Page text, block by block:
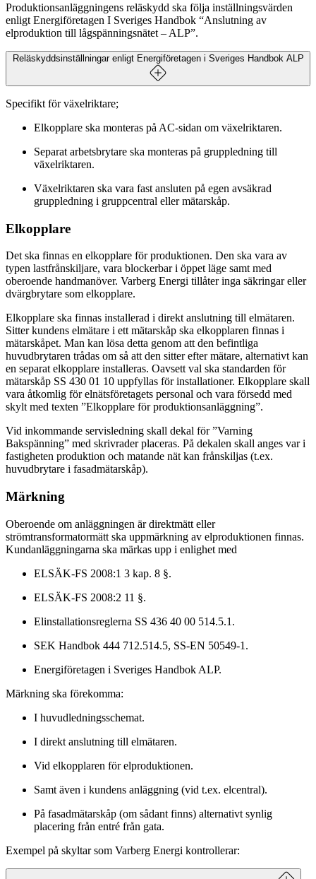
Produktionsanläggningens reläskydd ska följa inställningsvärden
enligt Energiföretagen I Sveriges Handbok “Anslutning av
elproduktion till lågspänningsnätet – ALP”.
Reläskyddsinställningar enligt Energiföretagen i Sveriges Handbok ALP
Reläskyddsinställningar enligt Energiföretagen i Sveriges
Parameter Funktionstid [S] Funktionsnivå
Överspänning (steg 2) 60 230 V + 10 %
Överspänning (steg 1)
Underspänning 0,2 230 V - 15 %
Underfrekvens 0,5 <47,5 Hz
Oönskad ö-drift 0,5 2,5 Hz/s
Specifikt för växelriktare;
Elkopplare ska monteras på AC-sidan om växelriktaren.
Separat arbetsbrytare ska monteras på gruppledning till
växelriktaren.
Växelriktaren ska vara fast ansluten på egen avsäkrad
gruppledning i gruppcentral eller mätarskåp.
Elkopplare
Det ska finnas en elkopplare för produktionen. Den ska vara av
typen lastfrånskiljare, vara blockerbar i öppet läge samt med
oberoende handmanöver. Varberg Energi tillåter inga säkringar eller
dvärgbrytare som elkopplare.
Elkopplare ska finnas installerad i direkt anslutning till elmätaren.
Sitter kundens elmätare i ett mätarskåp ska elkopplaren finnas i
mätarskåpet. Man kan lösa detta genom att den befintliga
huvudbrytaren trådas om så att den sitter efter mätare, alternativt kan
en separat elkopplare installeras. Oavsett val ska standarden för
mätarskåp SS 430 01 10 uppfyllas för installationer. Elkopplare skall
vara åtkomlig för elnätsföretagets personal och vara försedd med
skylt med texten ”Elkopplare för produktionsanläggning”.
Vid inkommande servisledning skall dekal för ”Varning
Bakspänning” med skrivrader placeras. På dekalen skall anges var i
fastigheten produktion och matande nät kan frånskiljas (t.ex.
huvudbrytare i fasadmätarskåp).
Märkning
Oberoende om anläggningen är direktmätt eller
strömtransformatormätt ska uppmärkning av elproduktionen finnas.
Kundanläggningarna ska märkas upp i enlighet med
ELSÄK-FS 2008:1 3 kap. 8 §.
ELSÄK-FS 2008:2 11 §.
Elinstallationsreglerna SS 436 40 00 514.5.1.
SEK Handbok 444 712.514.5, SS-EN 50549-1.
Energiföretagen i Sveriges Handbok ALP.
Märkning ska förekomma:
I huvudledningsschemat.
I direkt anslutning till elmätaren.
Vid elkopplaren för elproduktionen.
Samt även i kundens anläggning (vid t.ex. elcentral).
På fasadmätarskåp (om sådant finns) alternativt synlig
placering från entré från gata.
Exempel på skyltar som Varberg Energi kontrollerar: